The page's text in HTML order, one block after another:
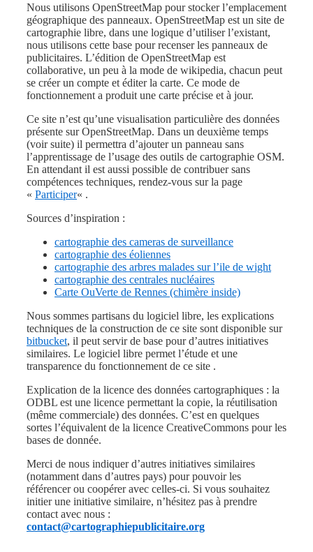
Nous utilisons OpenStreetMap pour stocker l’emplacement
géographique des panneaux. OpenStreetMap est un site de
cartographie libre, dans une logique d’utiliser l’existant,
nous utilisons cette base pour recenser les panneaux de
publicitaires. L’édition de OpenStreetMap est
collaborative, un peu à la mode de wikipedia, chacun peut
se créer un compte et éditer la carte. Ce mode de
fonctionnement a produit une carte précise et à jour.
Ce site n’est qu’une visualisation particulière des données
présente sur OpenStreetMap. Dans un deuxième temps
(voir suite) il permettra d’ajouter un panneau sans
l’apprentissage de l’usage des outils de cartographie OSM.
En attendant il est aussi possible de contribuer sans
compétences techniques, rendez-vous sur la page
« Participer« .
Sources d’inspiration :
cartographie des cameras de surveillance
cartographie des éoliennes
cartographie des arbres malades sur l’ile de wight
cartographie des centrales nucléaires
Carte OuVerte de Rennes (chimère inside)
Nous sommes partisans du logiciel libre, les explications
techniques de la construction de ce site sont disponible sur
bitbucket, il peut servir de base pour d’autres initiatives
similaires. Le logiciel libre permet l’étude et une
transparence du fonctionnement de ce site .
Explication de la licence des données cartographiques : la
ODBL est une licence permettant la copie, la réutilisation
(même commerciale) des données. C’est en quelques
sortes l’équivalent de la licence CreativeCommons pour les
bases de donnée.
Merci de nous indiquer d’autres initiatives similaires
(notamment dans d’autres pays) pour pouvoir les
référencer ou coopérer avec celles-ci. Si vous souhaitez
initier une initiative similaire, n’hésitez pas à prendre
contact avec nous :
contact@cartographiepublicitaire.org